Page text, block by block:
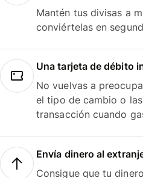
Mantén tus divisas a
conviértelas en
Una tarjeta de débito
No vuelvas a
el tipo de cambio o
transacción cuando
Envía dinero al
Consigue que tu